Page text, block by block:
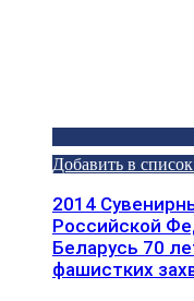
Добавить в
2014
Российской
Беларусь 70
фашистких